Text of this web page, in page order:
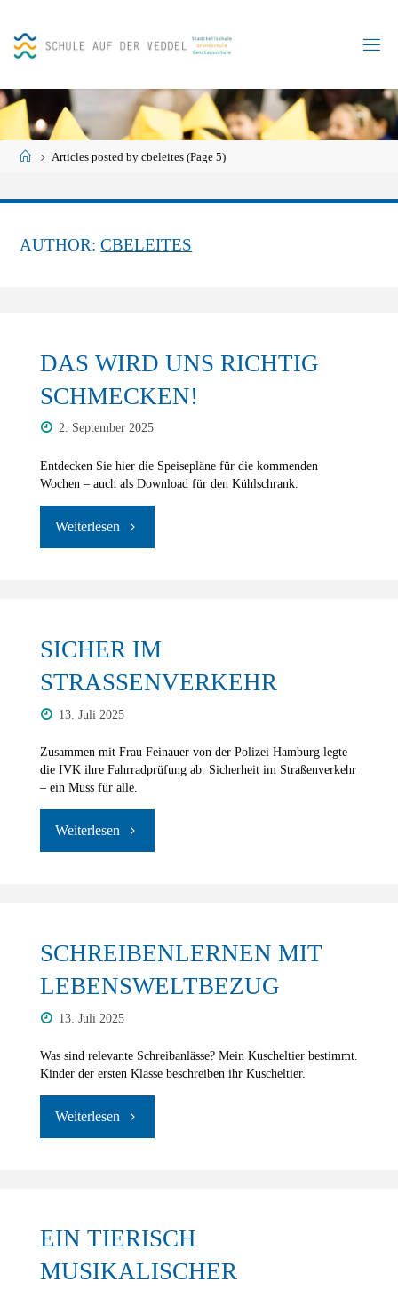
content
HomeArticles posted by cbeleites (Page 5)
AUTHOR:CBELEITES
DAS WIRD UNS RICHTIG
SCHMECKEN!
2. September 2025
Entdecken Sie hier die Speisepläne für die kommenden
Wochen – auch als Download für den Kühlschrank.
"Das
schmecken!"
SICHER IM
STRASSENVERKEHR
13. Juli 2025
Zusammen mit Frau Feinauer von der Polizei Hamburg legte
die IVK ihre Fahrradprüfung ab. Sicherheit im Straßenverkehr
– ein Muss für alle.
"Sicher
SCHREIBENLERNEN MIT
LEBENSWELTBEZUG
13. Juli 2025
Was sind relevante Schreibanlässe? Mein Kuscheltier bestimmt.
Kinder der ersten Klasse beschreiben ihr Kuscheltier.
"Schreibenlernen
EIN TIERISCH
MUSIKALISCHER